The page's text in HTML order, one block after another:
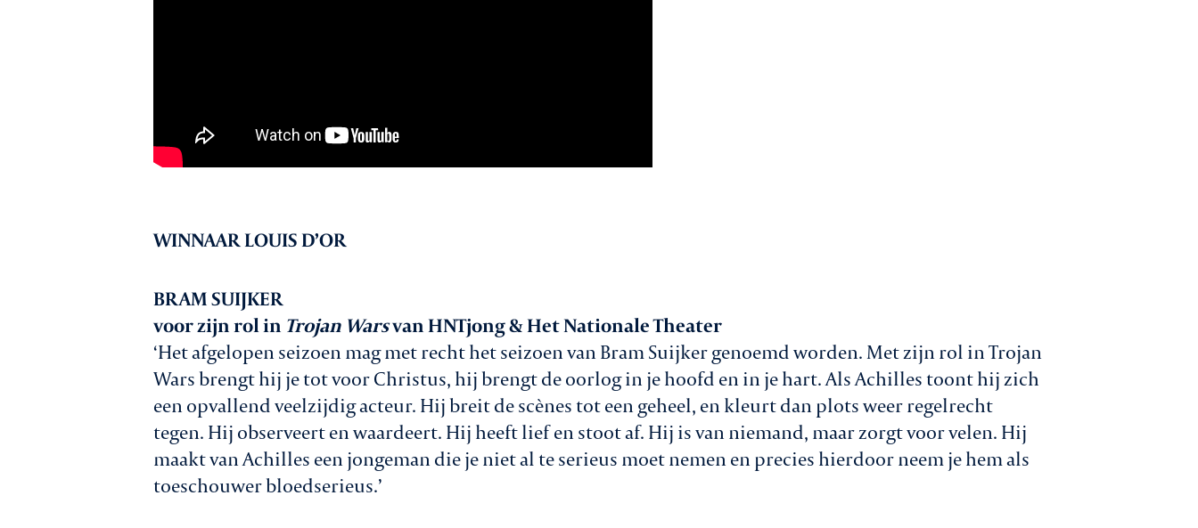
WINNAAR LOUIS D’OR
BRAM SUIJKER
voor zijn rol in Trojan Warsvan HNTjong & Het Nationale Theater
‘Het afgelopen seizoen mag met recht het seizoen van Bram Suijker genoemd worden. Met zijn rol in Trojan
Wars brengt hij je tot voor Christus, hij brengt de oorlog in je hoofd en in je hart. Als Achilles toont hij zich
een opvallend veelzijdig acteur. Hij breit de scènes tot een geheel, en kleurt dan plots weer regelrecht
tegen. Hij observeert en waardeert. Hij heeft lief en stoot af. Hij is van niemand, maar zorgt voor velen. Hij
maakt van Achilles een jongeman die je niet al te serieus moet nemen en precies hierdoor neem je hem als
toeschouwer bloedserieus.’